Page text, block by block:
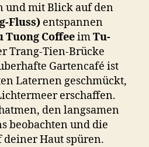
und mit Blick auf den
Fluss) entspannen
Tuong CoffeeimTu-
Trang-Tien-Brücke
Gartencafé ist
Laternen geschmückt,
erschaffen.
den langsamen
beobachten und die
deiner Haut spüren.